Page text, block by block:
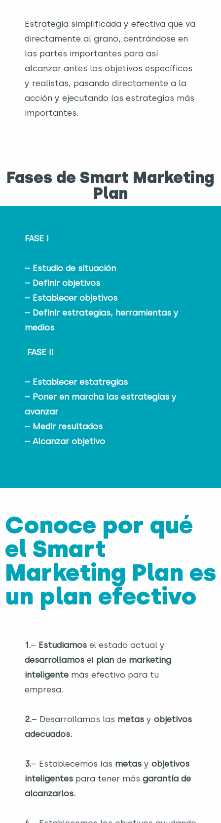
Estrategia simplificada y efectiva que va
directamente al grano, centrándose en
las partes importantes para así
alcanzar antes los objetivos específicos
y realistas, pasando directamente a la
acción y ejecutando las estrategias más
importantes.
Fases de Smart Marketing
Plan
FASE I
– Estudio de situación
– Definir objetivos
– Establecer objetivos
– Definir estrategias, herramientas y
medios
FASE II
– Establecer estatregias
– Poner en marcha las estrategias y
avanzar
– Medir resultados
– Alcanzar objetivo
Conoce por qué
el Smart
Marketing Plan es
un plan efectivo
1.– Estudiamos el estado actual y
desarrollamos el plan de marketing
inteligente más efectivo para tu
empresa.
2.– Desarrollamos las metas y objetivos
adecuados.
3.– Establecemos las metas y objetivos
inteligentes para tener más garantía de
alcanzarlos.